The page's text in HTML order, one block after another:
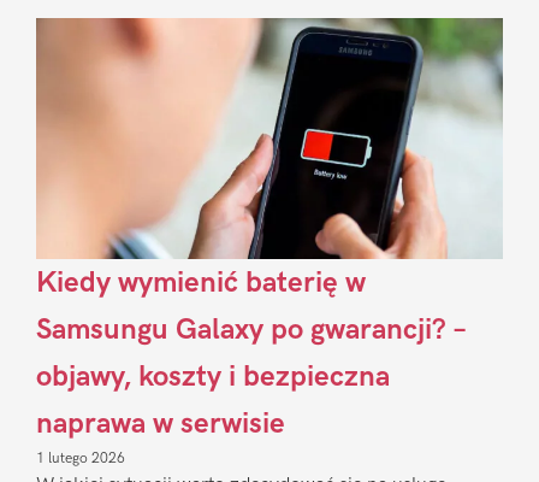
Sidebar
Kiedy wymienić baterię w
Samsungu Galaxy po gwarancji? –
objawy, koszty i bezpieczna
naprawa w serwisie
1 lutego 2026